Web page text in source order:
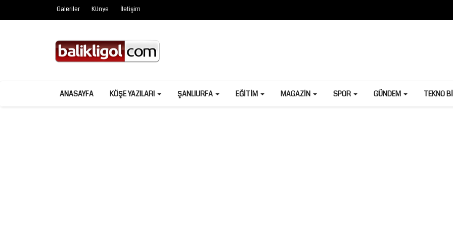
Galeriler Künye İletişim
ANASAYFA KÖŞE YAZILARI ŞANLIURFA EĞITIM MAGAZIN SPOR GÜNDEM TEKNO